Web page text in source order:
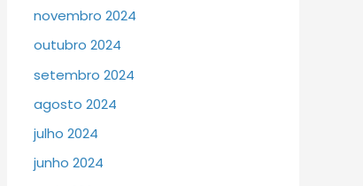
novembro 2024
outubro 2024
setembro 2024
agosto 2024
julho 2024
junho 2024